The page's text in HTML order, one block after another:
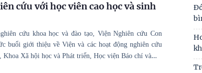
cứu với học viên cao học và sinh
cứu khoa học và đào tạo, Viện Nghiên cứu Con
buổi giới thiệu về Viện và các hoạt động nghiên cứu
Khoa Xã hội học và Phát triển, Học viện Báo chí và…